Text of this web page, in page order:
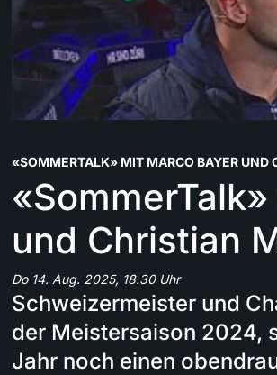
«SOMMERTALK» MIT MARCO BAYER UND
und Christian
Do 14. Aug. 2025, 18.30 Uhr
Schweizermeister und
der Meistersaison 2024,
Jahr noch einen